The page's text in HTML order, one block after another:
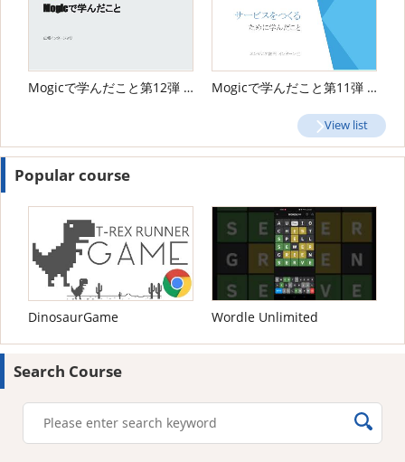
Mogicで学んだこと第12弾 広報チームインターン Mogicで学んだこと第11弾 エンジニアチームインターン
View list
Popular course
DinosaurGame Wordle Unlimited
Search Course